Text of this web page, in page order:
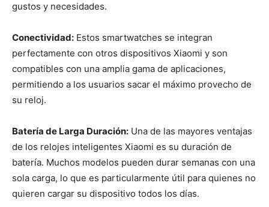
gustos y necesidades.
Conectividad: Estos smartwatches se integran
perfectamente con otros dispositivos Xiaomi y son
compatibles con una amplia gama de aplicaciones,
permitiendo a los usuarios sacar el máximo provecho de
su reloj.
Batería de Larga Duración: Una de las mayores ventajas
de los relojes inteligentes Xiaomi es su duración de
batería. Muchos modelos pueden durar semanas con una
sola carga, lo que es particularmente útil para quienes no
quieren cargar su dispositivo todos los días.